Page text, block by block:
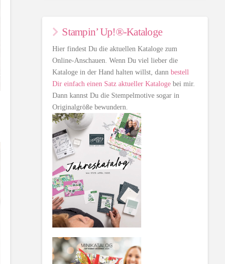
Stampin’ Up!®-Kataloge
Hier findest Du die aktuellen Kataloge zum
Online-Anschauen. Wenn Du viel lieber die
Kataloge in der Hand halten willst, dannbestell
Dir einfach einen Satz aktueller Kataloge bei mir.
Dann kannst Du die Stempelmotive sogar in
Originalgröße bewundern.